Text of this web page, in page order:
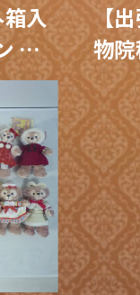
入
ウ
取
【
物
「
専
ラザ